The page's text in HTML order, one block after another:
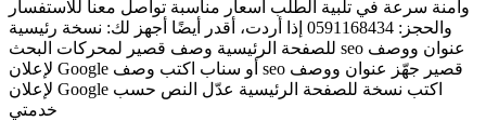
وآمنة سرعة في تلبية الطلب أسعار مناسبة تواصل معنا للاستفسار
والحجز: 0591168434 إذا أردت، أقدر أيضًا أجهز لك: نسخة رئيسية
للصفحة الرئيسية وصف قصير لمحركات البحث seo عنوان ووصف
لإعلان Google أو سناب اكتب وصف seo قصير جهّز عنوان ووصف
لإعلان Google اكتب نسخة للصفحة الرئيسية عدّل النص حسب
خدمتي